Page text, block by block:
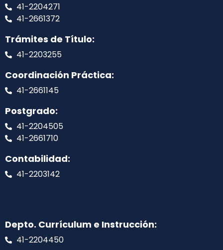
41-2204271
41-2661372
Trámites de Título:
41-2203255
Coordinación Práctica:
41-2661145
Postgrado:
41-2204505
41-2661710
Contabilidad:
41-2203142
Depto. Currículum e Instrucción:
41-2204450